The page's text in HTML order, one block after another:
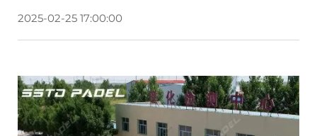
2025-02-25 17:00:00